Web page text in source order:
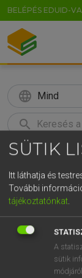
BELÉPÉS EDUID-
language Mind
search
Európai
SÜTIK
Itt láthatja és
További
tájékoztatónkat.
A
sütik
GR
t z
g h j
n